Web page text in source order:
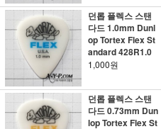
던롭 플렉스 스탠
다드 1.0mm Dunl
op Tortex Flex St
andard 428R1.0
1,000원
던롭 플렉스 스탠
다드 0.73mm Dun
lop Tortex Flex St